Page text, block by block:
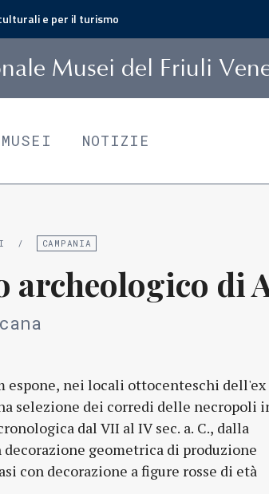
e per il turismo
Musei del Friuli
MUSEI NOTIZIE
/ CAMPANIA
archeologico di
espone, nei locali ottocenteschi dell'ex
selezione dei corredi delle necropoli
dal VII al IV sec. a. C., dalla
decorazione geometrica di produzione
con decorazione a figure rosse di età
l'età romana è possibile vedere
iscrizione realizzata sui basoli
il foro, statue e cippi funerari scolpiti